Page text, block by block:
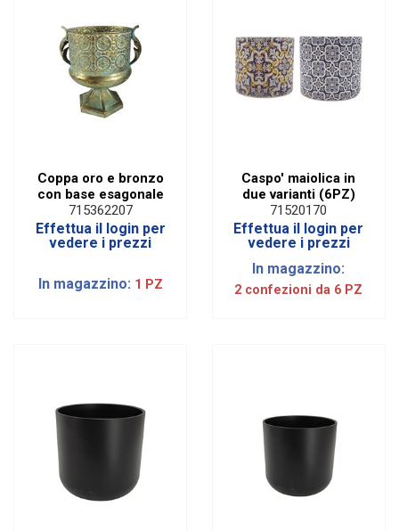
Coppa oro e bronzo
con base esagonale
715362207
Effettua il login per
vedere i prezzi
In magazzino: 1 PZ
Caspo' maiolica in
due varianti (6PZ)
71520170
Effettua il login per
vedere i prezzi
In magazzino:
2 confezioni da 6 PZ